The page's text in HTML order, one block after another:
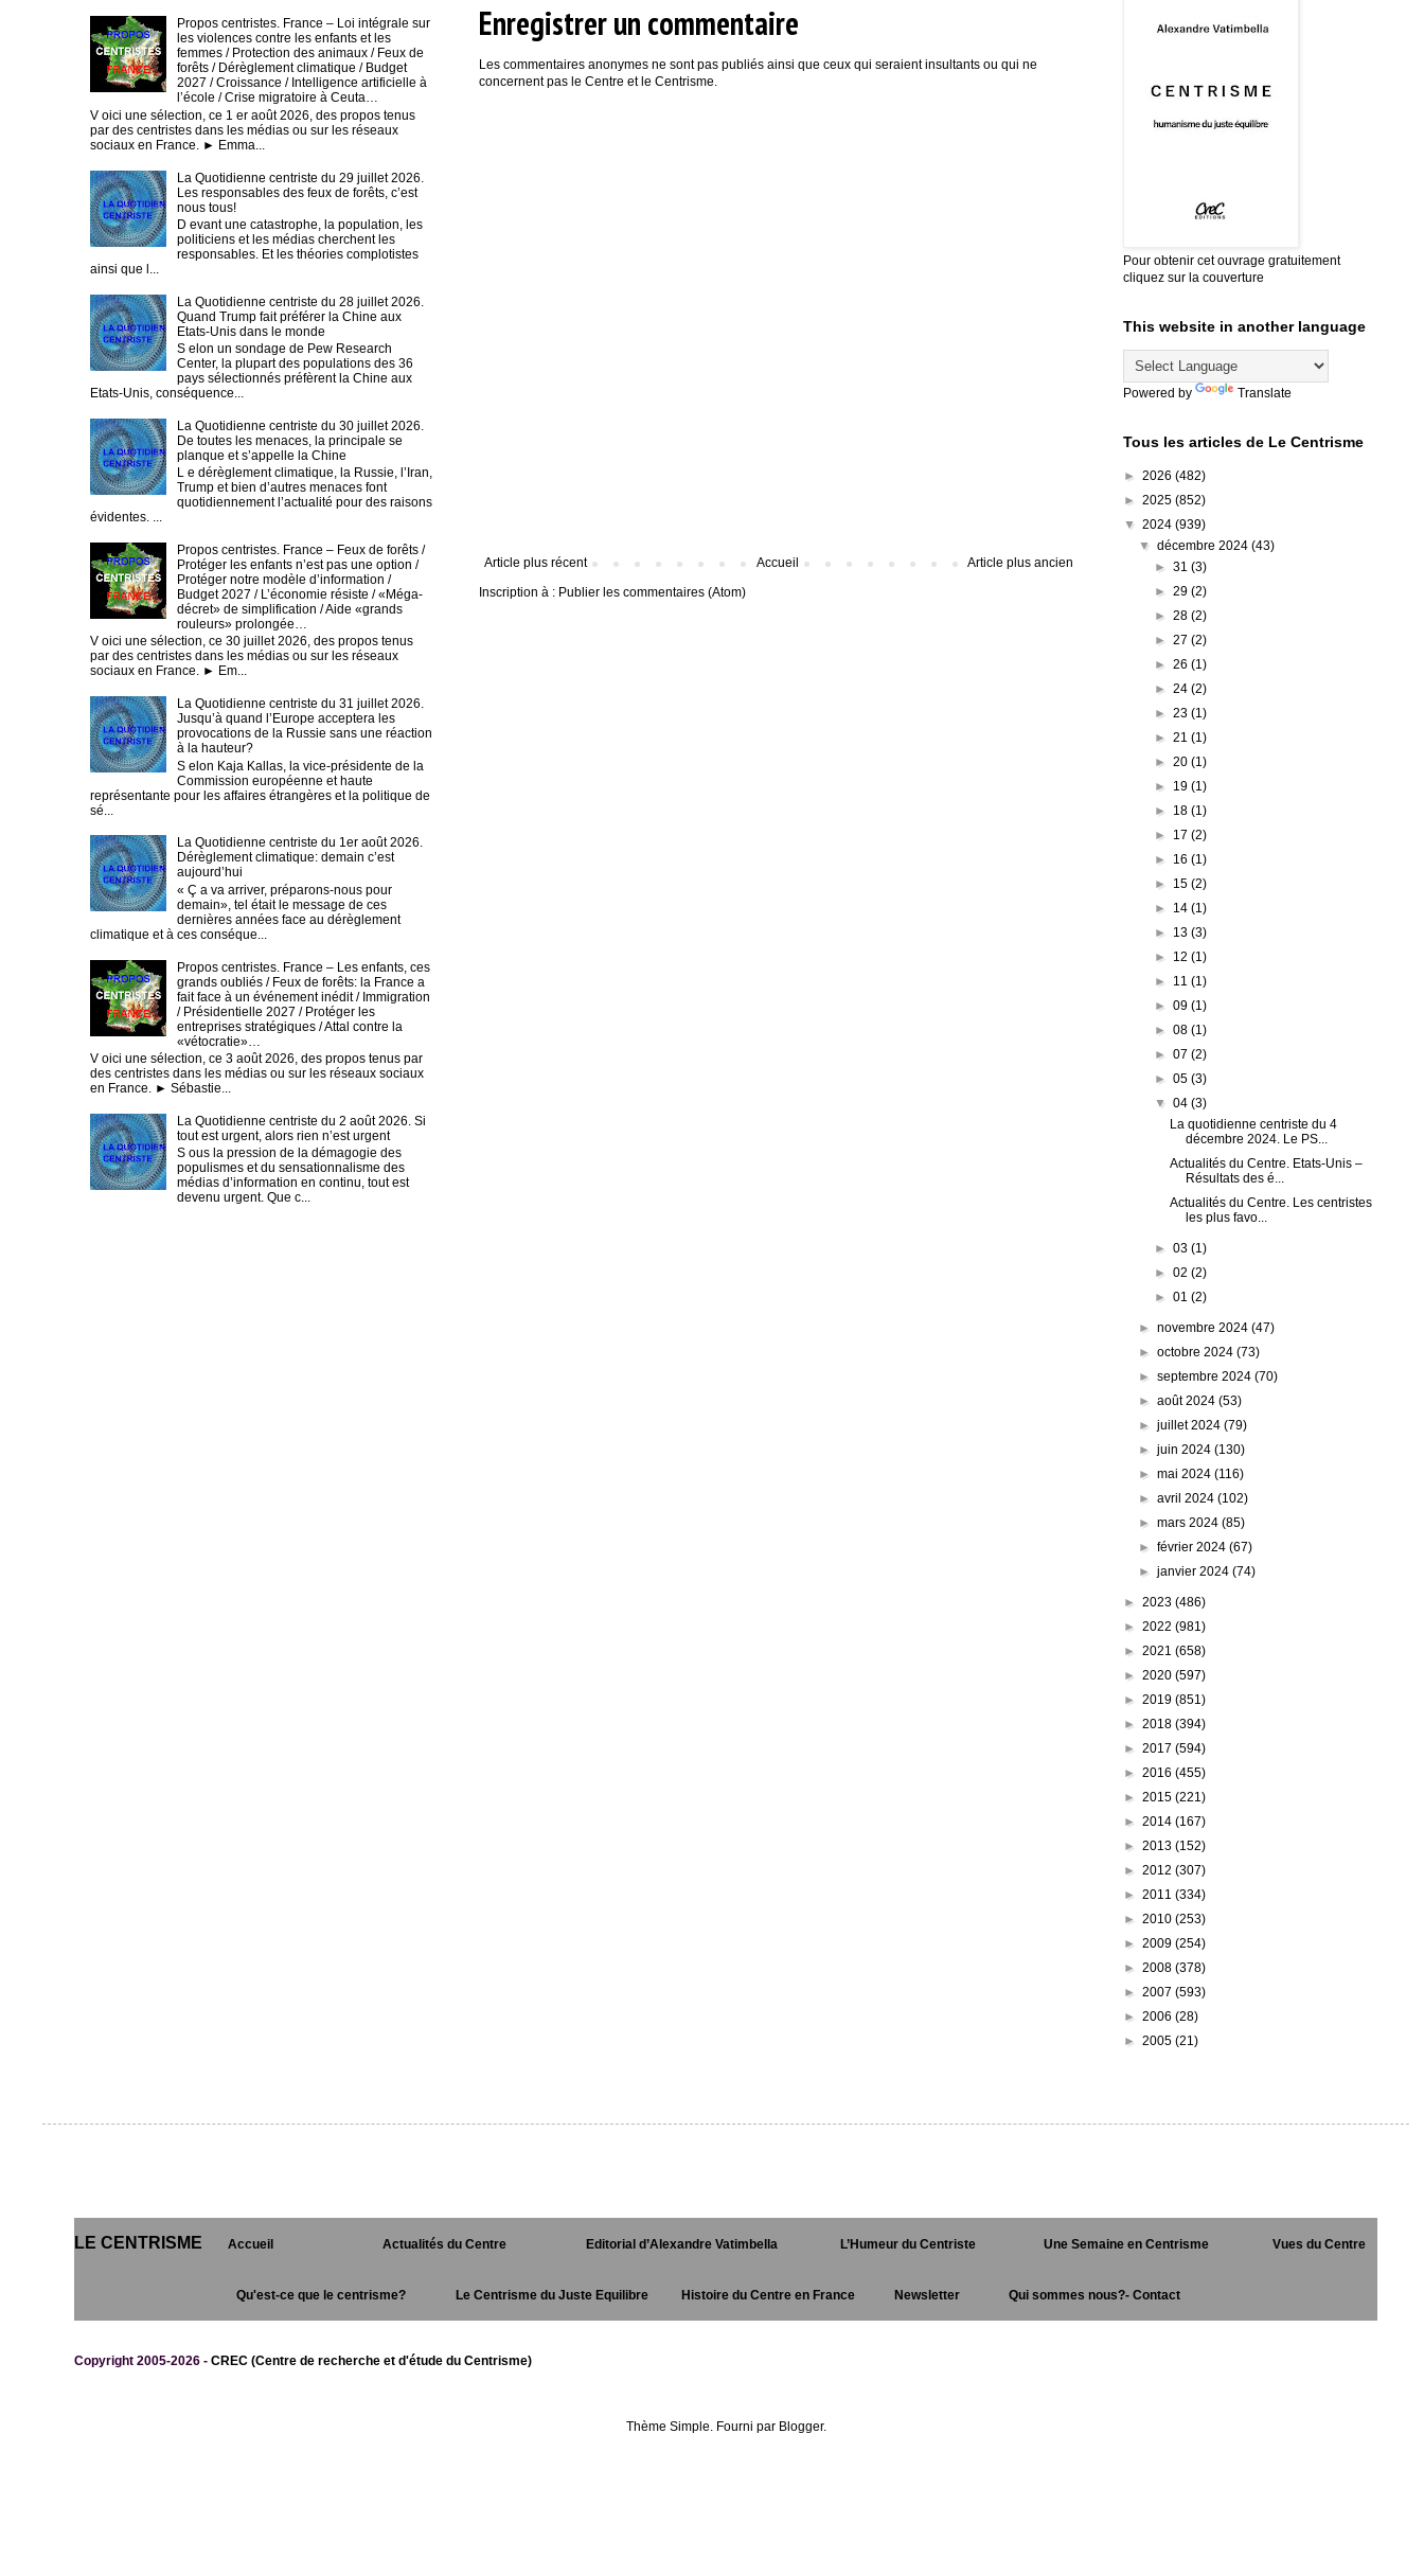
Enregistrer un commentaire
Les commentaires anonymes ne sont pas publiés ainsi que ceux qui seraient insultants ou qui ne
concernent pas le Centre et le Centrisme.
Article plus récent Article plus ancien
Accueil
Inscription à : Publier les commentaires (Atom)
Propos centristes. France – Loi intégrale sur
les violences contre les enfants et les
femmes / Protection des animaux / Feux de
forêts / Dérèglement climatique / Budget
2027 / Croissance / Intelligence artificielle à
l’école / Crise migratoire à Ceuta…
V oici une sélection, ce 1 er août 2026, des propos tenus
par des centristes dans les médias ou sur les réseaux
sociaux en France. ► Emma...
La Quotidienne centriste du 29 juillet 2026.
Les responsables des feux de forêts, c’est
nous tous!
D evant une catastrophe, la population, les
politiciens et les médias cherchent les
responsables. Et les théories complotistes
ainsi que l...
La Quotidienne centriste du 28 juillet 2026.
Quand Trump fait préférer la Chine aux
Etats-Unis dans le monde
S elon un sondage de Pew Research
Center, la plupart des populations des 36
pays sélectionnés préfèrent la Chine aux
Etats-Unis, conséquence...
La Quotidienne centriste du 30 juillet 2026.
De toutes les menaces, la principale se
planque et s’appelle la Chine
L e dérèglement climatique, la Russie, l’Iran,
Trump et bien d’autres menaces font
quotidiennement l’actualité pour des raisons
évidentes. ...
Propos centristes. France – Feux de forêts /
Protéger les enfants n’est pas une option /
Protéger notre modèle d’information /
Budget 2027 / L’économie résiste / «Méga-
décret» de simplification / Aide «grands
rouleurs» prolongée…
V oici une sélection, ce 30 juillet 2026, des propos tenus
par des centristes dans les médias ou sur les réseaux
sociaux en France. ► Em...
La Quotidienne centriste du 31 juillet 2026.
Jusqu’à quand l’Europe acceptera les
provocations de la Russie sans une réaction
à la hauteur?
S elon Kaja Kallas, la vice-présidente de la
Commission européenne et haute
représentante pour les affaires étrangères et la politique de
sé...
La Quotidienne centriste du 1er août 2026.
Dérèglement climatique: demain c’est
aujourd’hui
« Ç a va arriver, préparons-nous pour
demain», tel était le message de ces
dernières années face au dérèglement
climatique et à ces conséque...
Propos centristes. France – Les enfants, ces
grands oubliés / Feux de forêts: la France a
fait face à un événement inédit / Immigration
/ Présidentielle 2027 / Protéger les
entreprises stratégiques / Attal contre la
«vétocratie»…
V oici une sélection, ce 3 août 2026, des propos tenus par
des centristes dans les médias ou sur les réseaux sociaux
en France. ► Sébastie...
La Quotidienne centriste du 2 août 2026. Si
tout est urgent, alors rien n’est urgent
S ous la pression de la démagogie des
populismes et du sensationnalisme des
médias d’information en continu, tout est
devenu urgent. Que c...
Pour obtenir cet ouvrage gratuitement
cliquez sur la couverture
This website in another language
Powered by Translate
Tous les articles de Le Centrisme
► 2026 (482)
► 2025 (852)
▼ 2024 (939)
▼décembre 2024(43)
► 31 (3)
► 29 (2)
► 28 (2)
► 27 (2)
► 26 (1)
► 24 (2)
► 23 (1)
► 21 (1)
► 20 (1)
► 19 (1)
► 18 (1)
► 17 (2)
► 16 (1)
► 15 (2)
► 14 (1)
► 13 (3)
► 12 (1)
► 11 (1)
► 09 (1)
► 08 (1)
► 07 (2)
► 05 (3)
▼ 04 (3)
La quotidienne centriste du 4
décembre 2024. Le PS...
Actualités du Centre. Etats-Unis –
Résultats des é...
Actualités du Centre. Les centristes
les plus favo...
► 03 (1)
► 02 (2)
► 01 (2)
►novembre 2024(47)
►octobre 2024(73)
►septembre 2024(70)
►août 2024(53)
►juillet 2024(79)
►juin 2024(130)
►mai 2024(116)
►avril 2024(102)
►mars 2024(85)
►février 2024(67)
►janvier 2024(74)
► 2023 (486)
► 2022 (981)
► 2021 (658)
► 2020 (597)
► 2019 (851)
► 2018 (394)
► 2017 (594)
► 2016 (455)
► 2015 (221)
► 2014 (167)
► 2013 (152)
► 2012 (307)
► 2011 (334)
► 2010 (253)
► 2009 (254)
► 2008 (378)
► 2007 (593)
► 2006 (28)
► 2005 (21)
LE CENTRISME Accueil Actualités du Centre Editorial d’Alexandre Vatimbella L’Humeur du Centriste Une Semaine en Centrisme Vues du Centre
Qu'est-ce que le centrisme? Le Centrisme du Juste Equilibre Histoire du Centre en France Newsletter Qui sommes nous?- Contact
Copyright 2005-2026 - CREC (Centre de recherche et d'étude du Centrisme)
Thème Simple. Fourni par Blogger.